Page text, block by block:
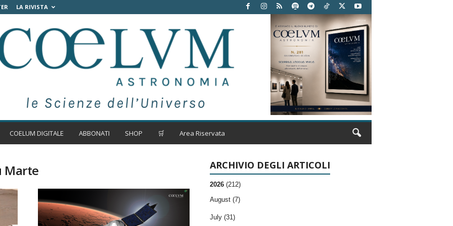
LA RIVISTA
COELUM DIGITALE ABBONATI SHOP 🛒 Area Riservata
Marte ARCHIVIO DEGLI ARTICOLI
2026 (212)
August (7)
July (31)